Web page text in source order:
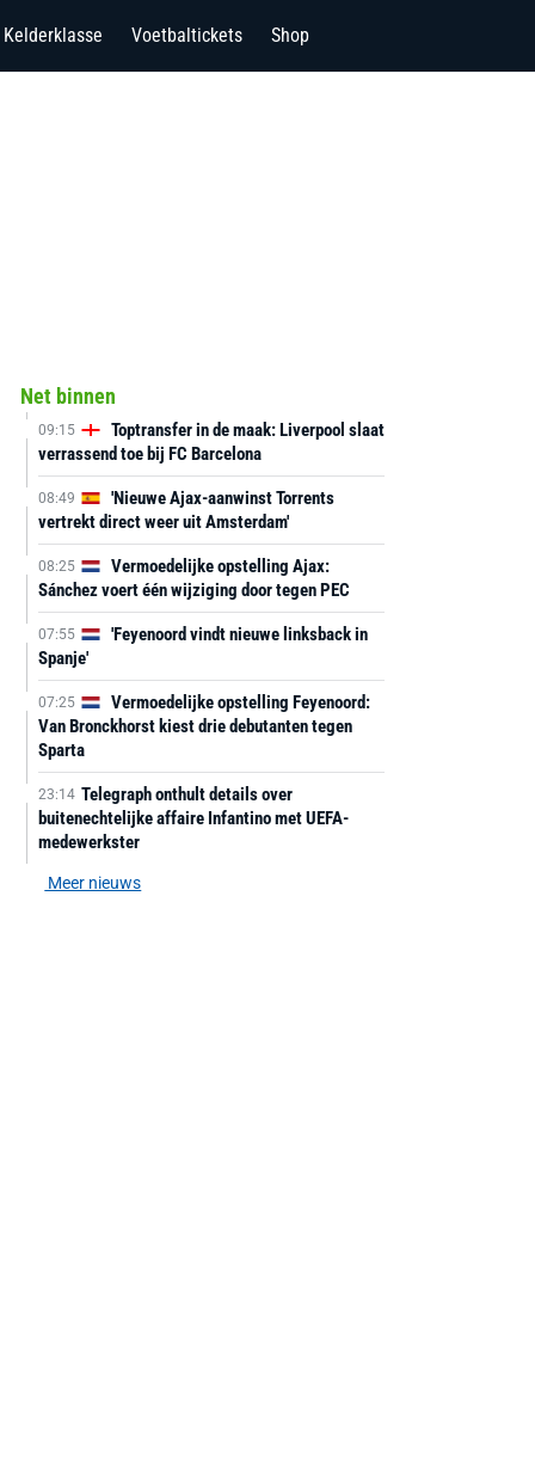
Kelderklasse Voetbaltickets Shop
Net binnen
09:15
Toptransfer in de maak: Liverpool slaat
verrassend toe bij FC Barcelona
08:49
'Nieuwe Ajax-aanwinst Torrents
vertrekt direct weer uit Amsterdam'
08:25
Vermoedelijke opstelling Ajax:
Sánchez voert één wijziging door tegen PEC
07:55
'Feyenoord vindt nieuwe linksback in
Spanje'
07:25
Vermoedelijke opstelling Feyenoord:
Van Bronckhorst kiest drie debutanten tegen
Sparta
23:14 Telegraph onthult details over
buitenechtelijke affaire Infantino met UEFA-
medewerkster
Meer nieuws